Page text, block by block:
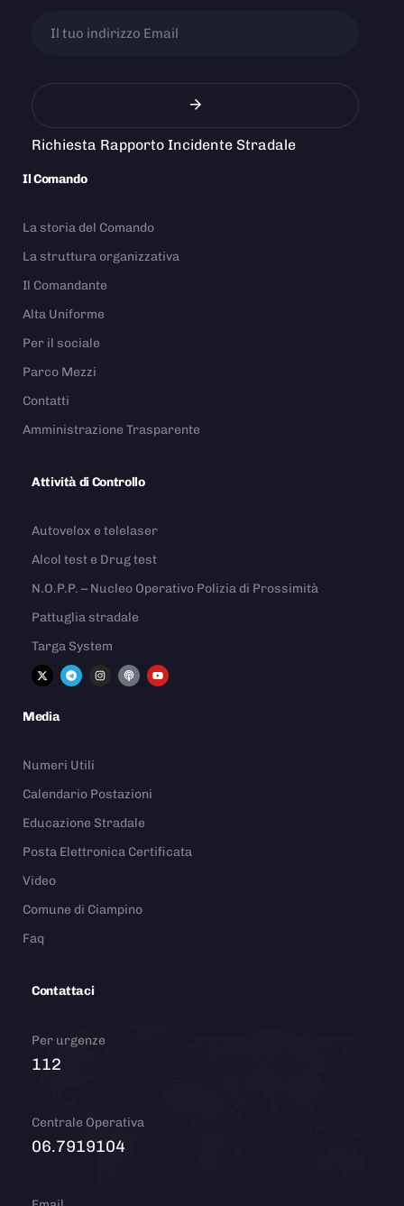
Richiesta Rapporto Incidente Stradale
Il Comando
La storia del Comando
La struttura organizzativa
Il Comandante
Alta Uniforme
Per il sociale
Parco Mezzi
Contatti
Amministrazione Trasparente
Attività di Controllo
Autovelox e telelaser
Alcol test e Drug test
N.O.P.P. – Nucleo Operativo Polizia di Prossimità
Pattuglia stradale
Targa System
Media
Numeri Utili
Calendario Postazioni
Educazione Stradale
Posta Elettronica Certificata
Video
Comune di Ciampino
Faq
Contattaci
Per urgenze
112
Centrale Operativa
06.7919104